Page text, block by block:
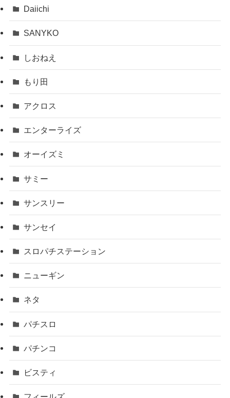
Daiichi
SANYKO
しおねえ
もり田
アクロス
エンターライズ
オーイズミ
サミー
サンスリー
サンセイ
スロパチステーション
ニューギン
ネタ
パチスロ
パチンコ
ビスティ